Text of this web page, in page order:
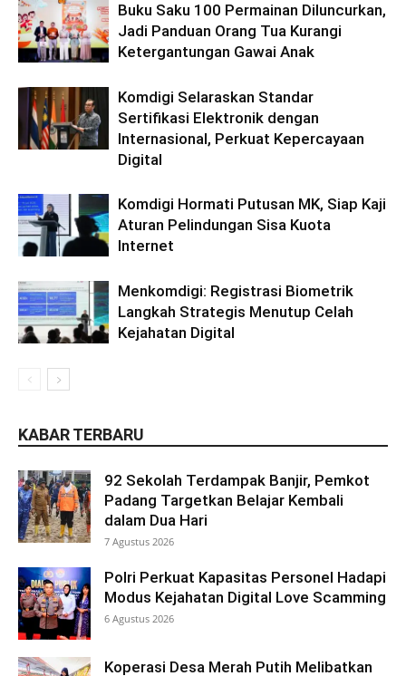
Buku Saku 100 Permainan Diluncurkan,
Jadi Panduan Orang Tua Kurangi
Ketergantungan Gawai Anak
Komdigi Selaraskan Standar
Sertifikasi Elektronik dengan
Internasional, Perkuat Kepercayaan
Digital
Komdigi Hormati Putusan MK, Siap Kaji
Aturan Pelindungan Sisa Kuota
Internet
Menkomdigi: Registrasi Biometrik
Langkah Strategis Menutup Celah
Kejahatan Digital
KABAR TERBARU
92 Sekolah Terdampak Banjir, Pemkot
Padang Targetkan Belajar Kembali
dalam Dua Hari
7 Agustus 2026
Polri Perkuat Kapasitas Personel Hadapi
Modus Kejahatan Digital Love Scamming
6 Agustus 2026
Koperasi Desa Merah Putih Melibatkan